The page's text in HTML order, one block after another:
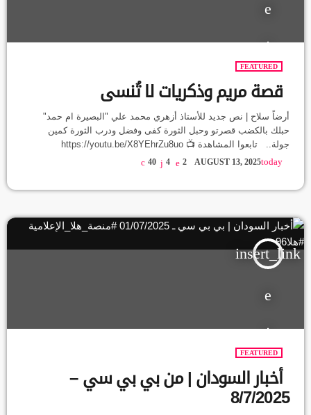
FEATURED
قصة مريم وذكريات لا تُنسى
أرضاً سلاح | نص جديد للأستاذ أزهري محمد علي "البصيرة ام حمد"
حبلك بالكضب قصرتو وحبل الثورة كفى وفضل ودرب الثورة كمين
جولة.. تابعوا المشاهدة 📺 https://youtu.be/X8YEhrZu8uo
#صوت_النور #اكسبلور #منصة_هلا_الإعلامية #شعر #شعر_سوداني
#أشعار_ديسمبر #شعارات_ثورة_ ديسمبر #أزهري_محمد_علي
today
AUGUST 13, 2025
40 4 2
insert_link
FEATURED
أخبار السودان | من بي بي سي –
8/7/2025